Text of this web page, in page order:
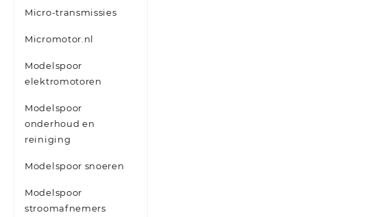
Micro-transmissies
Micromotor.nl
Modelspoor
elektromotoren
Modelspoor
onderhoud en
reiniging
Modelspoor snoeren
Modelspoor
stroomafnemers